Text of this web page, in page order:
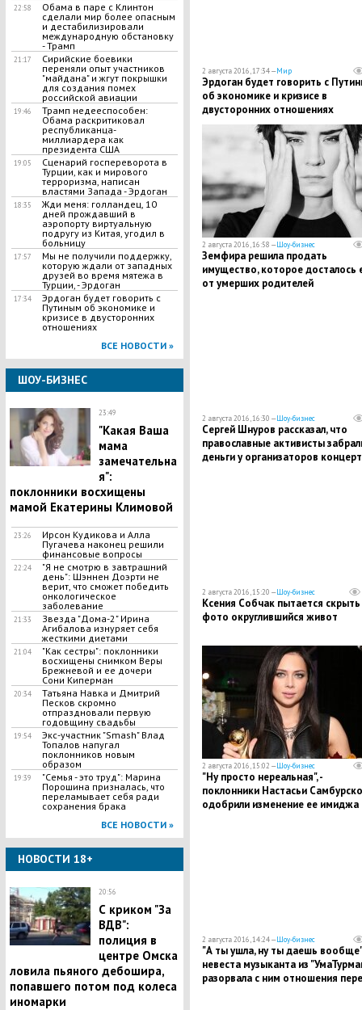
22:58
Обама в паре с Клинтон
сделали мир более опасным
и дестабилизировали
международную обстановку
- Трамп
21:17
Сирийские боевики
переняли опыт участников
"майдана" и жгут покрышки
для создания помех
российской авиации
19:46
Трамп недееспособен:
Обама раскритиковал
республиканца-
миллиардера как
президента США
19:05
Сценарий госпереворота в
Турции, как и мирового
терроризма, написан
властями Запада - Эрдоган
18:35
Жди меня: голландец, 10
дней прождавший в
аэропорту виртуальную
подругу из Китая, угодил в
больницу
17:57
Мы не получили поддержку,
которую ждали от западных
друзей во время мятежа в
Турции, - Эрдоган
17:34
Эрдоган будет говорить с
Путиным об экономике и
кризисе в двусторонних
отношениях
ВСЕ НОВОСТИ »
ШОУ-БИЗНЕС
23:49
"Какая Ваша
мама
замечательна
я":
поклонники восхищены
мамой Екатерины Климовой
23:26
Ирсон Кудикова и Алла
Пугачева наконец решили
финансовые вопросы
22:24
"Я не смотрю в завтрашний
день": Шэннен Доэрти не
верит, что сможет победить
онкологическое
заболевание
21:33
Звезда "Дома-2" Ирина
Агибалова изнуряет себя
жесткими диетами
21:04
"Как сестры": поклонники
восхищены снимком Веры
Брежневой и ее дочери
Сони Киперман
20:34
Татьяна Навка и Дмитрий
Песков скромно
отпраздновали первую
годовщину свадьбы
19:54
Экс-участник "Smash" Влад
Топалов напугал
поклонников новым
образом
19:39
"Семья - это труд": Марина
Порошина призналась, что
переламывает себя ради
сохранения брака
ВСЕ НОВОСТИ »
НОВОСТИ 18+
20:56
С криком "За
ВДВ":
полиция в
центре Омска
ловила пьяного дебошира,
попавшего потом под колеса
иномарки
2 августа 2016, 17:34 —Мир
Эрдоган будет говорить с
об экономике и кризисе в
двусторонних отношениях
2 августа 2016, 16:58 —Шоу-бизнес
Земфира решила продать
имущество, которое досталось
от умерших родителей
2 августа 2016, 16:30 —Шоу-бизнес
Сергей Шнуров рассказал, что
православные активисты
деньги у организаторов
2 августа 2016, 15:20 —Шоу-бизнес
Ксения Собчак пытается скрыть
фото округлившийся живот
2 августа 2016, 15:02 —Шоу-бизнес
"Ну просто нереальная", -
поклонники Настасьи
одобрили изменение ее имиджа
2 августа 2016, 14:24 —Шоу-бизнес
"А ты ушла, ну ты даешь
невеста музыканта из
разорвала с ним отношения